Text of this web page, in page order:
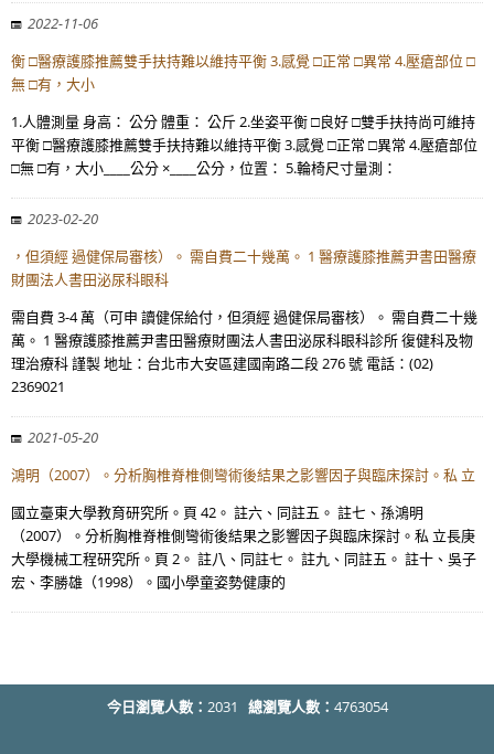
2022-11-06
衡 □醫療護膝推薦雙手扶持難以維持平衡 3.感覺 □正常 □異常 4.壓瘡部位 □
無 □有，大小
1.人體測量 身高： 公分 體重： 公斤 2.坐姿平衡 □良好 □雙手扶持尚可維持
平衡 □醫療護膝推薦雙手扶持難以維持平衡 3.感覺 □正常 □異常 4.壓瘡部位
□無 □有，大小____公分 ×____公分，位置： 5.輪椅尺寸量測：
2023-02-20
，但須經 過健保局審核）。 需自費二十幾萬。 1 醫療護膝推薦尹書田醫療
財團法人書田泌尿科眼科
需自費 3-4 萬（可申 讀健保給付，但須經 過健保局審核）。 需自費二十幾
萬。 1 醫療護膝推薦尹書田醫療財團法人書田泌尿科眼科診所 復健科及物
理治療科 謹製 地址：台北市大安區建國南路二段 276 號 電話：(02)
2369021
2021-05-20
鴻明（2007）。分析胸椎脊椎側彎術後結果之影響因子與臨床探討。私 立
國立臺東大學教育研究所。頁 42。 註六、同註五。 註七、孫鴻明
（2007）。分析胸椎脊椎側彎術後結果之影響因子與臨床探討。私 立長庚
大學機械工程研究所。頁 2。 註八、同註七。 註九、同註五。 註十、吳子
宏、李勝雄（1998）。國小學童姿勢健康的
今日瀏覽人數： 2031 總瀏覽人數： 4763054